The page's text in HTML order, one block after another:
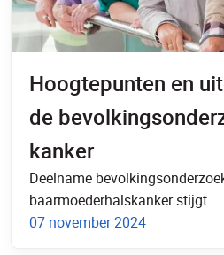
Hoogtepunten en
de
kanker
Deelname
baarmoederhalskanker stijgt
07 november 2024